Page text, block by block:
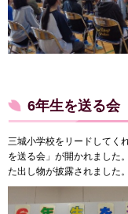
6年生を送る会
三城小学校をリードしてく
を送る会」が開かれました
た出し物が披露されました